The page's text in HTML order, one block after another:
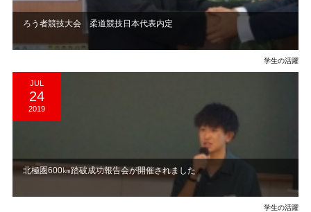
ろう者競技大会 柔道競技日本代表内定
学生の活躍
JUL
24
2019
北極圏600㎞踏破成功報告会が開催されました
学生の活躍